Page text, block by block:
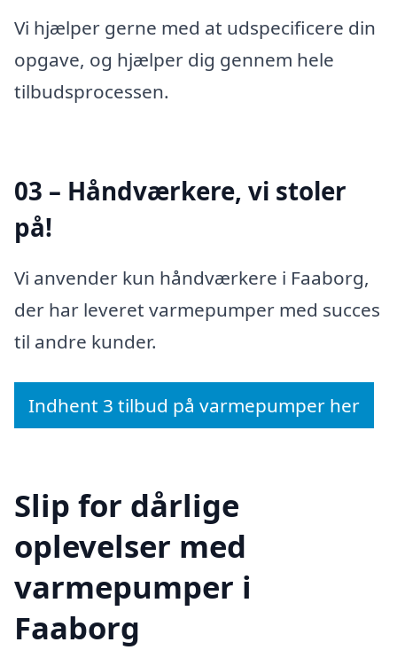
Vi hjælper gerne med at udspecificere din
opgave, og hjælper dig gennem hele
tilbudsprocessen.
03 – Håndværkere, vi stoler
på!
Vi anvender kun håndværkere i Faaborg,
der har leveret varmepumper med succes
til andre kunder.
Indhent 3 tilbud på varmepumper her
Slip for dårlige
oplevelser med
varmepumper i
Faaborg